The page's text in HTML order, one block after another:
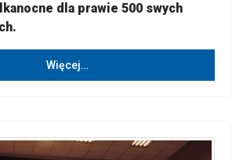
dla prawie 500 swych
Więcej…